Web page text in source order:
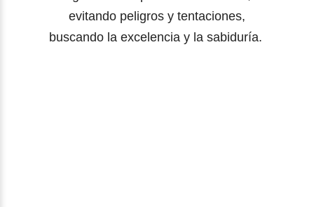
evitando peligros y tentaciones,
buscando la excelencia y la sabiduría.